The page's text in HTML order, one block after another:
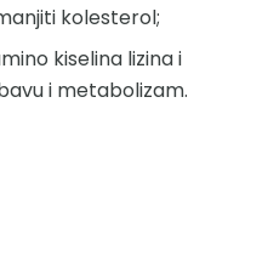
kolesterol;
kiselina lizina i
i metabolizam.